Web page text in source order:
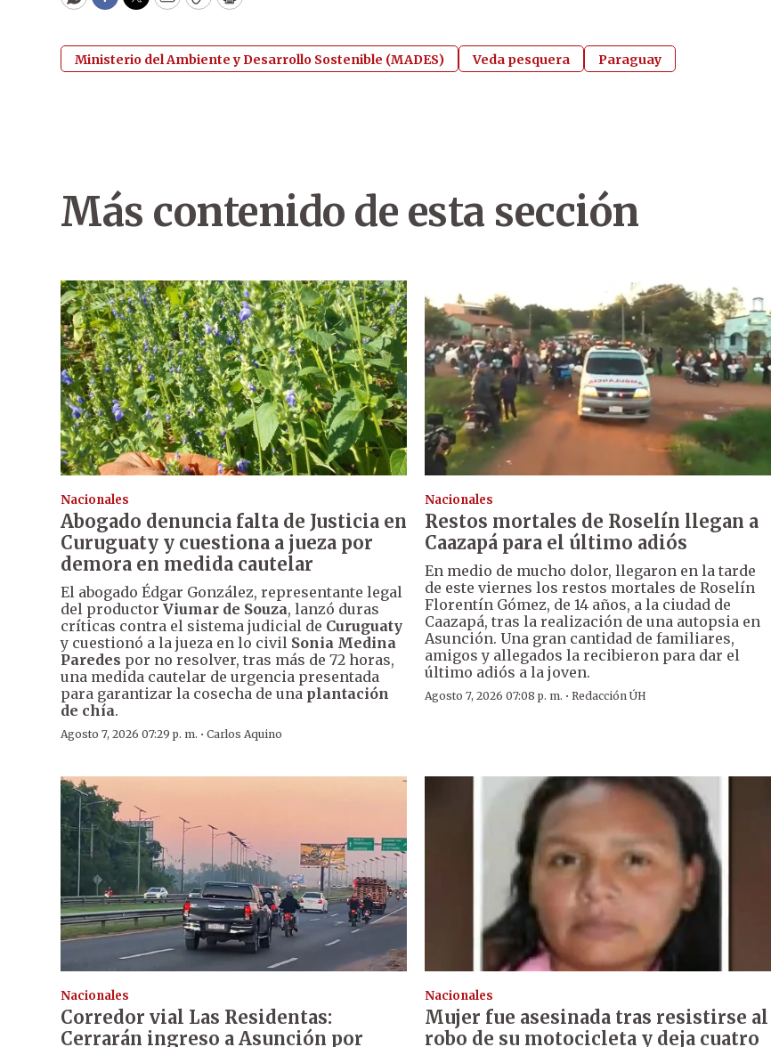
WhatsApp
Facebook
Twitter
EmailCopyPrint
Ministerio del Ambiente y Desarrollo Sostenible (MADES) Veda pesquera Paraguay
Más contenido de esta sección
Nacionales
Abogado denuncia falta de Justicia en
Curuguaty y cuestiona a jueza por
demora en medida cautelar
El abogado Édgar González, representante legal
del productor Viumar de Souza, lanzó duras
críticas contra el sistema judicial de Curuguaty
y cuestionó a la jueza en lo civil Sonia Medina
Paredes por no resolver, tras más de 72 horas,
una medida cautelar de urgencia presentada
para garantizar la cosecha de una plantación
de chía.
Agosto 7, 2026 07:29 p. m. · Carlos Aquino
Nacionales
Restos mortales de Roselín llegan a
Caazapá para el último adiós
En medio de mucho dolor, llegaron en la tarde
de este viernes los restos mortales de Roselín
Florentín Gómez, de 14 años, a la ciudad de
Caazapá, tras la realización de una autopsia en
Asunción. Una gran cantidad de familiares,
amigos y allegados la recibieron para dar el
último adiós a la joven.
Agosto 7, 2026 07:08 p. m. ·Redacción ÚH
Nacionales
Corredor vial Las Residentas:
Cerrarán ingreso a Asunción por
Nacionales
Mujer fue asesinada tras resistirse al
robo de su motocicleta y deja cuatro